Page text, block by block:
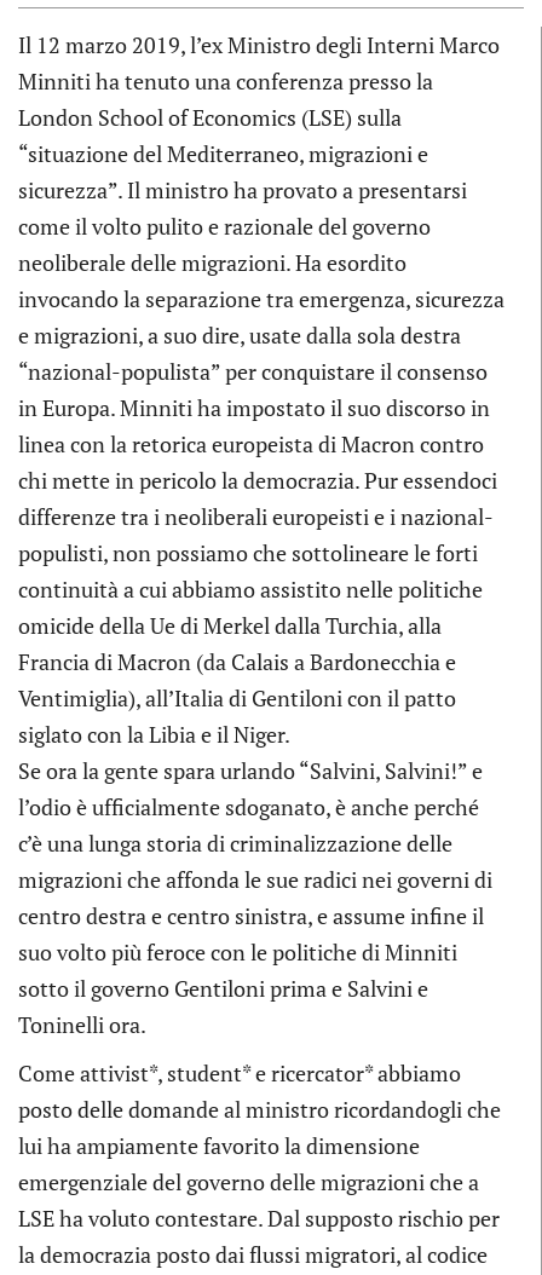
Il 12 marzo 2019, l’ex Ministro degli Interni Marco
Minniti ha tenuto una conferenza presso la
London School of Economics (LSE) sulla
“situazione del Mediterraneo, migrazioni e
sicurezza”. Il ministro ha provato a presentarsi
come il volto pulito e razionale del governo
neoliberale delle migrazioni. Ha esordito
invocando la separazione tra emergenza, sicurezza
e migrazioni, a suo dire, usate dalla sola destra
“nazional-populista” per conquistare il consenso
in Europa. Minniti ha impostato il suo discorso in
linea con la retorica europeista di Macron contro
chi mette in pericolo la democrazia. Pur essendoci
differenze tra i neoliberali europeisti e i nazional-
populisti, non possiamo che sottolineare le forti
continuità a cui abbiamo assistito nelle politiche
omicide della Ue di Merkel dalla Turchia, alla
Francia di Macron (da Calais a Bardonecchia e
Ventimiglia), all’Italia di Gentiloni con il patto
siglato con la Libia e il Niger.
Se ora la gente spara urlando “Salvini, Salvini!” e
l’odio è ufficialmente sdoganato, è anche perché
c’è una lunga storia di criminalizzazione delle
migrazioni che affonda le sue radici nei governi di
centro destra e centro sinistra, e assume infine il
suo volto più feroce con le politiche di Minniti
sotto il governo Gentiloni prima e Salvini e
Toninelli ora.
Come attivist*, student* e ricercator* abbiamo
posto delle domande al ministro ricordandogli che
lui ha ampiamente favorito la dimensione
emergenziale del governo delle migrazioni che a
LSE ha voluto contestare. Dal supposto rischio per
la democrazia posto dai flussi migratori, al codice